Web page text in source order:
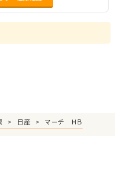
日産 マーチ ＨＢ